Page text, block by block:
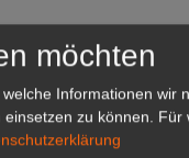
möchten
Informationen wir
zu können.
Für